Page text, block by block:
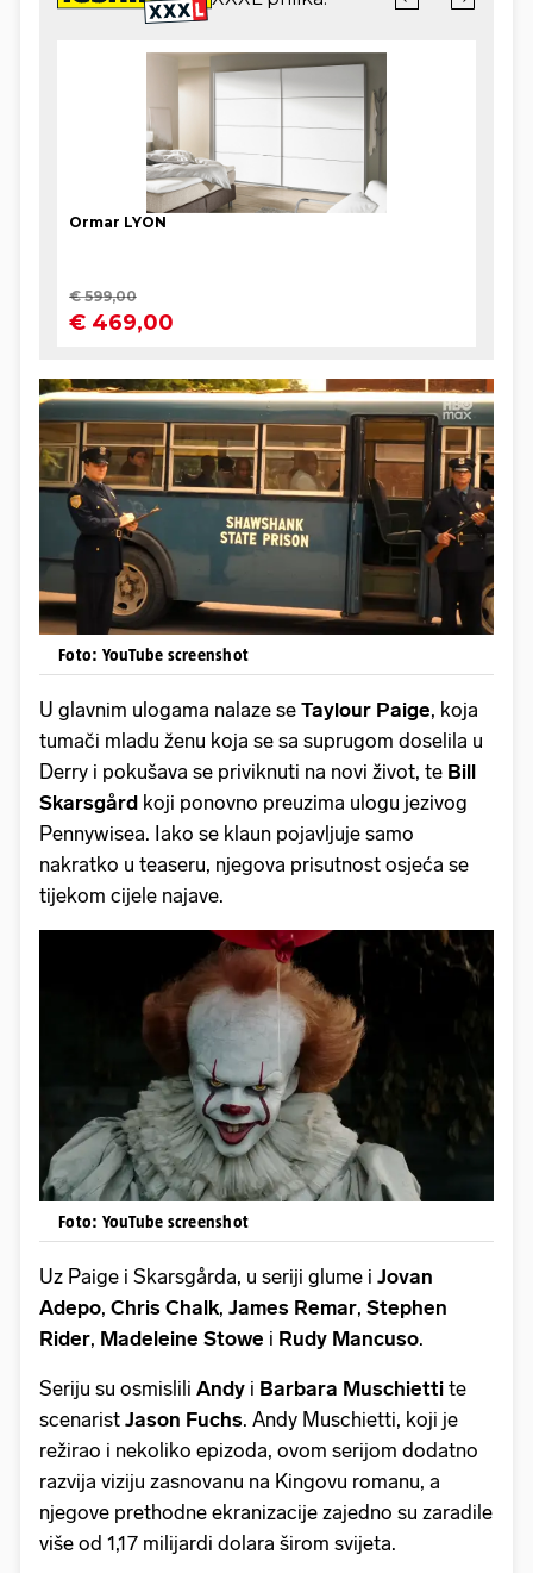
Foto: YouTube screenshot
U glavnim ulogama nalaze se Taylour Paige, koja
tumači mladu ženu koja se sa suprugom doselila u
Derry i pokušava se priviknuti na novi život, te Bill
Skarsgård koji ponovno preuzima ulogu jezivog
Pennywisea. Iako se klaun pojavljuje samo
nakratko u teaseru, njegova prisutnost osjeća se
tijekom cijele najave.
Foto: YouTube screenshot
Uz Paige i Skarsgårda, u seriji glume i Jovan
Adepo, Chris Chalk, James Remar, Stephen
Rider, Madeleine Stowe i Rudy Mancuso.
Seriju su osmislili Andy i Barbara Muschietti te
scenarist Jason Fuchs. Andy Muschietti, koji je
režirao i nekoliko epizoda, ovom serijom dodatno
razvija viziju zasnovanu na Kingovu romanu, a
njegove prethodne ekranizacije zajedno su zaradile
više od 1,17 milijardi dolara širom svijeta.